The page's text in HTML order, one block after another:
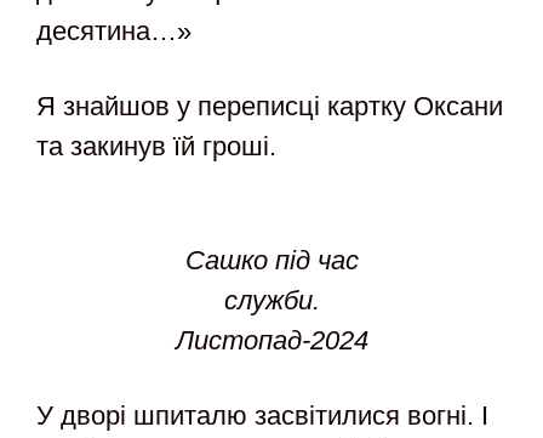
десятина…»
Я знайшов у переписці картку Оксани
та закинув їй гроші.
Сашко під час
служби.
Листопад-2024
У дворі шпиталю засвітилися вогні. І